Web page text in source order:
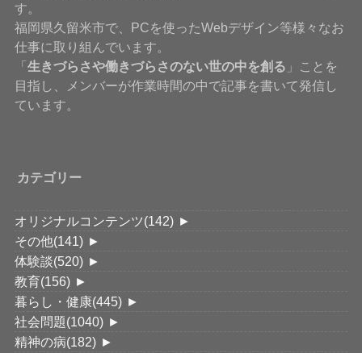
す。
福岡県久留米市で、PCを使ったWebデザイン等様々なお
仕事に取り組んでいます。
「生きづらさや働きづらさのない世の中を創る 」ことを
目指し、メンバーが作業時間の中で記事を書いて発信し
ています。
カテゴリー
オリジナルコンテンツ(142) ►
その他(141) ►
体験談(520) ►
教育(156) ►
暮らし・健康(445) ►
社会問題(1040) ►
精神の病(182) ►